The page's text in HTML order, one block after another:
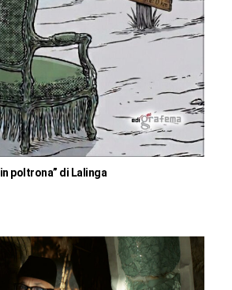
poltrona” di Lalinga